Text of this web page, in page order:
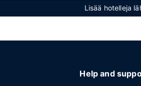
Lisää hotelleja
Help and